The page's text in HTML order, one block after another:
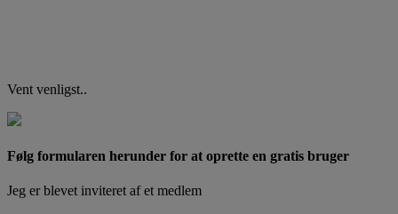
Vent venligst..
Følg formularen herunder for at oprette en gratis bruger
Jeg er blevet inviteret af et medlem